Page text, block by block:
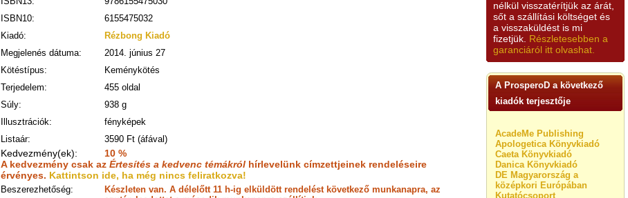
nélkül visszatérítjük az árát,
sőt a szállítási költséget és
a visszaküldést is mi
fizetjük. Részletesebben a
garanciáról itt olvashat.
A ProsperoD a következő
kiadók terjesztője
AcadeMe Publishing
Apologetica Könyvkiadó
Caeta Könyvkiadó
Danica Könyvkiadó
DE Magyarország a
középkori Európában
Kutatócsoport
ISBN10:
6155475032
Kiadó:
Rézbong Kiadó
Megjelenés dátuma:
2014. június 27
Kötéstípus:
Keménykötés
Terjedelem:
455 oldal
Súly:
938 g
Illusztrációk:
fényképek
Listaár:
3590 Ft (áfával)
Kedvezmény(ek):
10 %
A kedvezmény csak az Értesítés a kedvenc témákról hírlevelünk címzettjeinek rendeléseire
érvényes. Kattintson ide, ha még nincs feliratkozva!
Beszerezhetőség:
Készleten van. A délelőtt 11 h-ig elküldött rendelést következő munkanapra, az